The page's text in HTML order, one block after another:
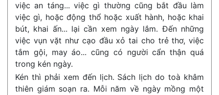
việc an táng... việc gì thường cũng bắt đầu làm
việc gì, hoặc động thổ hoặc xuất hành, hoặc khai
bút, khai ấn... lại cần xem ngày lắm. Đến những
việc vụn vặt như cạo đầu xỏ tai cho trẻ thơ, việc
tắm gội, may áo... cũng có người cẩn thận quá
trong kén ngày.
Kén thì phải xem đến lịch. Sách lịch do toà khâm
thiên giám soạn ra. Mỗi năm về ngày mồng một